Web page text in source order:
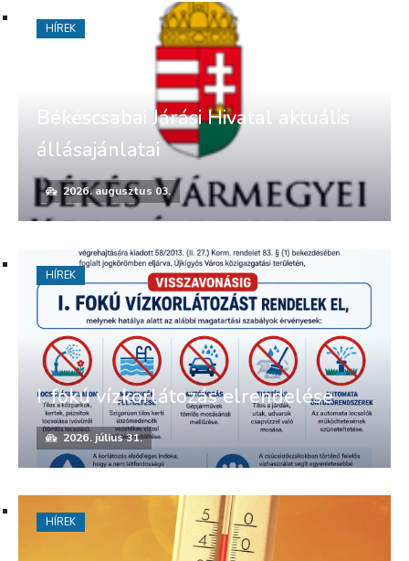
Békéscsabai Járási Hivatal aktuális
állásajánlatai
2026. augusztus 03.
HÍREK
I. fokú vízkorlátozás elrendelése
2026. július 31.
HÍREK
HÍREK